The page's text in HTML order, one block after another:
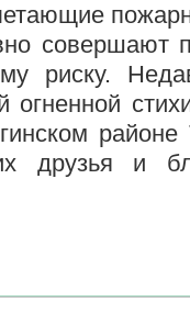
совершают
риску.
огненной
друзья и